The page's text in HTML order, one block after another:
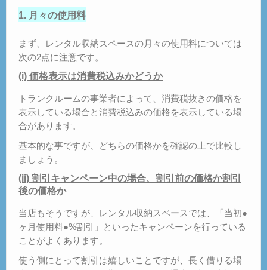
1. 月々の使用料
まず、レンタル収納スペースの月々の使用料については
次の2点に注意です。
(i) 価格表示は消費税込みかどうか
トランクルームの事業者によって、消費税抜きの価格を
表示している場合と消費税込みの価格を表示している場
合があります。
基本的な事ですが、どちらの価格かを確認の上で比較し
ましょう。
(ii) 割引キャンペーン中の場合、割引前の価格か割引
後の価格か
当店もそうですが、レンタル収納スペースでは、「当初●
ヶ月使用料●%割引」といったキャンペーンを行っている
ことがよくあります。
使う側にとって割引は嬉しいことですが、長く借りる場